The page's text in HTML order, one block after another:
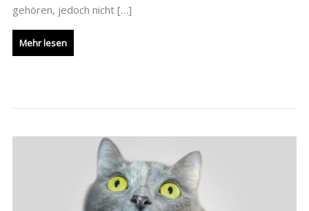
gehören, jedoch nicht […]
Mehr lesen